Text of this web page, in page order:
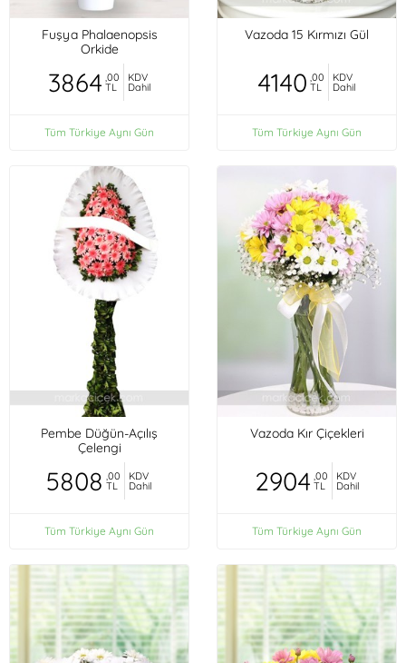
Fuşya Phalaenopsis
Orkide
3864 ,00
TL
KDV
Dahil
Tüm Türkiye Aynı Gün
Vazoda 15 Kırmızı Gül
4140 ,00
TL
KDV
Dahil
Tüm Türkiye Aynı Gün
Pembe Düğün-Açılış
Çelengi
5808 ,00
TL
KDV
Dahil
Tüm Türkiye Aynı Gün
Vazoda Kır Çiçekleri
2904 ,00
TL
KDV
Dahil
Tüm Türkiye Aynı Gün